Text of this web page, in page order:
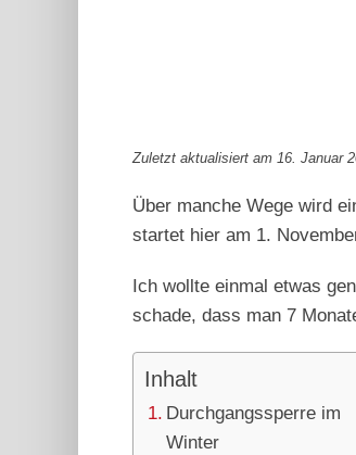
Zuletzt aktualisiert am 16. Januar
Über manche Wege wird
startet hier am 1.
Ich wollte einmal etwas
schade, dass man 7
Inhalt
Durchgangssperre im
Winter